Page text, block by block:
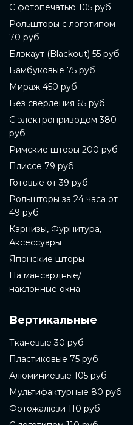
С фотопечатью 105 руб
Рольшторы с логотипом
70 руб
Блэкаут (Blackout) 55 руб
Бамбуковые 75 руб
Мираж 450 руб
Без сверления 65 руб
С электроприводом 380
руб
Римские шторы 200 руб
Плиссе 79 руб
Готовые от 39 руб
Рольшторы за 24 часа от
49 руб
Карнизы, Фурнитура,
Аксессуары
Японские шторы
На мансардные/
наклонные окна
Вертикальные
Тканевые 30 руб
Пластиковые 75 руб
Алюминиевые 105 руб
Мультифактурные 80 руб
Фотожалюзи 110 руб